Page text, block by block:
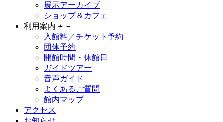
展示アーカイブ
ショップ＆カフェ
利用案内 ＋ －
入館料／チケット予約
団体予約
開館時間・休館日
ガイドツアー
音声ガイド
よくあるご質問
館内マップ
アクセス